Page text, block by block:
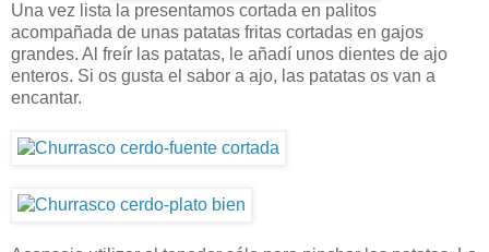
Una vez lista la presentamos cortada en palitos
acompañada de unas patatas fritas cortadas en gajos
grandes. Al freír las patatas, le añadí unos dientes de ajo
enteros. Si os gusta el sabor a ajo, las patatas os van a
encantar.